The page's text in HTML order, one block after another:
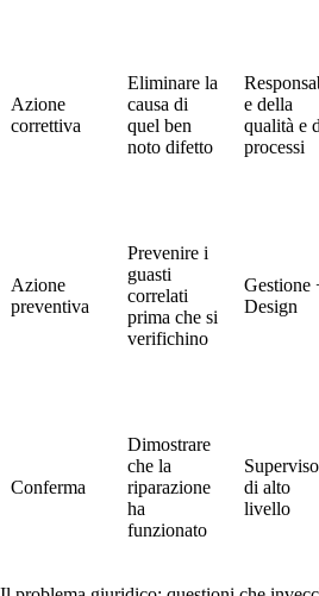
Azione
correttiva
Eliminare la
causa di
quel ben
noto difetto
e della
qualità e
processi
Azione
preventiva
Prevenire i
guasti
correlati
prima che si
verifichino
Gestione
Design
Conferma
Dimostrare
che la
riparazione
ha
funzionato
di alto
livello